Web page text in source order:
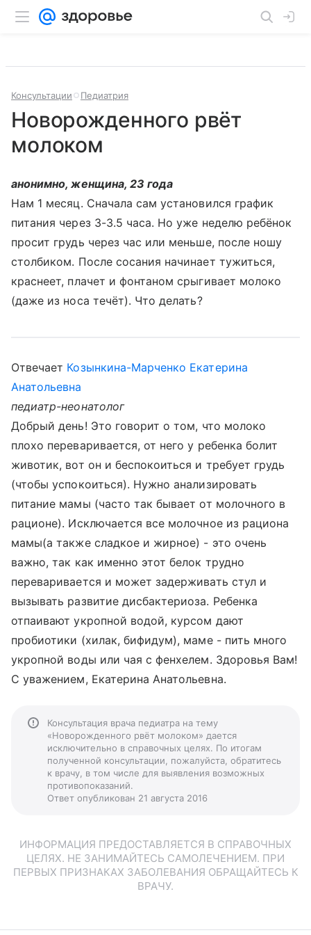
Консультации Педиатрия
Новорожденного рвёт
молоком
анонимно, женщина, 23 года
Нам 1 месяц. Сначала сам установился график
питания через 3-3.5 часа. Но уже неделю ребёнок
просит грудь через час или меньше, после ношу
столбиком. После сосания начинает тужиться,
краснеет, плачет и фонтаном срыгивает молоко
(даже из носа течёт). Что делать?
Отвечает Козынкина-Марченко Екатерина
Анатольевна
педиатр-неонатолог
Добрый день! Это говорит о том, что молоко
плохо переваривается, от него у ребенка болит
животик, вот он и беспокоиться и требует грудь
(чтобы успокоиться). Нужно анализировать
питание мамы (часто так бывает от молочного в
рационе). Исключается все молочное из рациона
мамы(а также сладкое и жирное) - это очень
важно, так как именно этот белок трудно
переваривается и может задерживать стул и
вызывать развитие дисбактериоза. Ребенка
отпаивают укропной водой, курсом дают
пробиотики (хилак, бифидум), маме - пить много
укропной воды или чая с фенхелем. Здоровья Вам!
С уважением, Екатерина Анатольевна.
Консультация врача педиатра на тему
«Новорожденного рвёт молоком» дается
исключительно в справочных целях. По итогам
полученной консультации, пожалуйста, обратитесь
к врачу, в том числе для выявления возможных
противопоказаний.
Ответ опубликован 21 августа 2016
ИНФОРМАЦИЯ ПРЕДОСТАВЛЯЕТСЯ В СПРАВОЧНЫХ
ЦЕЛЯХ. НЕ ЗАНИМАЙТЕСЬ САМОЛЕЧЕНИЕМ. ПРИ
ПЕРВЫХ ПРИЗНАКАХ ЗАБОЛЕВАНИЯ ОБРАЩАЙТЕСЬ К
ВРАЧУ.